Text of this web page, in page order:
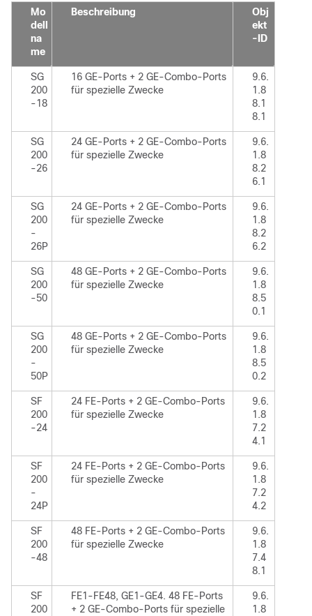
Mo
dell
na
me
Beschreibung
Obj
ekt
-ID
SG
200
-18
16 GE-Ports + 2 GE-Combo-Ports
für spezielle Zwecke
9.6.
1.8
8.1
8.1
SG
200
-26
24 GE-Ports + 2 GE-Combo-Ports
für spezielle Zwecke
9.6.
1.8
8.2
6.1
SG
200
-
26P
24 GE-Ports + 2 GE-Combo-Ports
für spezielle Zwecke
9.6.
1.8
8.2
6.2
SG
200
-50
48 GE-Ports + 2 GE-Combo-Ports
für spezielle Zwecke
9.6.
1.8
8.5
0.1
SG
200
-
50P
48 GE-Ports + 2 GE-Combo-Ports
für spezielle Zwecke
9.6.
1.8
8.5
0.2
SF
200
-24
24 FE-Ports + 2 GE-Combo-Ports
für spezielle Zwecke
9.6.
1.8
7.2
4.1
SF
200
-
24P
24 FE-Ports + 2 GE-Combo-Ports
für spezielle Zwecke
9.6.
1.8
7.2
4.2
SF
200
-48
48 FE-Ports + 2 GE-Combo-Ports
für spezielle Zwecke
9.6.
1.8
7.4
8.1
SF
200
FE1-FE48, GE1-GE4. 48 FE-Ports
+ 2 GE-Combo-Ports für spezielle
9.6.
1.8